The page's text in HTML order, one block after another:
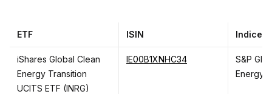
ETF ISIN Indice
iShares Global Clean
Energy Transition
UCITS ETF (INRG)
IE00B1XNHC34
S&P
Energy